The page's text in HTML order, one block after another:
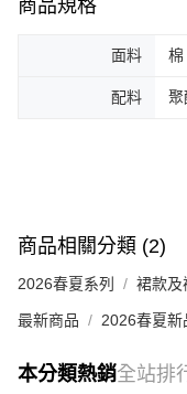
商品規格
面料 棉
配料 聚
商品相關分類 (2)
2026春夏系列 裙款及
最新商品 2026春夏新
本分類熱銷全站排